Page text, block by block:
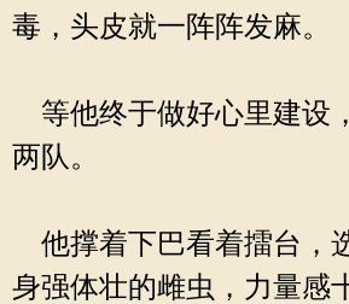
毒，头皮就一阵阵发麻。
等他终于做好心里建设
两队。
他撑着下巴看着擂台，
身强体壮的雌虫，力量感